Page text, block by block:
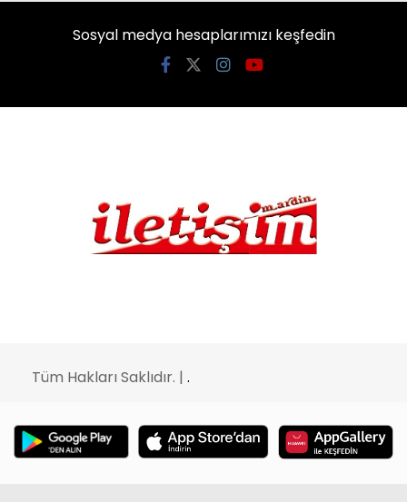
Sosyal medya hesaplarımızı keşfedin
Tüm Hakları Saklıdır. | .